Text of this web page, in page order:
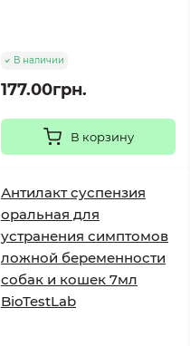
В наличии
177.00грн.
В корзину
Антилакт суспензия
оральная для
устранения симптомов
ложной беременности
собак и кошек 7мл
BioTestLab